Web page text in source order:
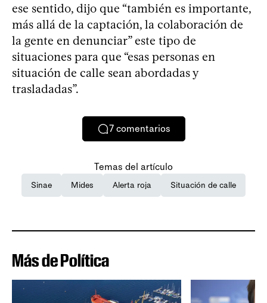
ese sentido, dijo que “también es importante,
más allá de la captación, la colaboración de
la gente en denunciar” este tipo de
situaciones para que “esas personas en
situación de calle sean abordadas y
trasladadas”.
7 comentarios
Temas del artículo
Sinae Mides Alerta roja Situación de calle
Más de Política